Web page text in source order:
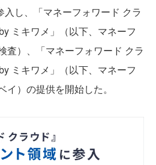
入し、「マネーフォワード クラ
ミキワメ」（以下、マネーフ
査）、「マネーフォワード クラ
ミキワメ」（以下、マネーフ
）の提供を開始した。